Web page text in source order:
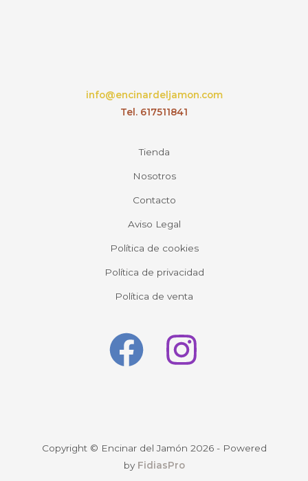
info@encinardeljamon.com
Tel. 617511841
Tienda
Nosotros
Contacto
Aviso Legal
Política de cookies
Política de privacidad
Política de venta
Copyright © Encinar del Jamón 2026 - Powered
by FidiasPro